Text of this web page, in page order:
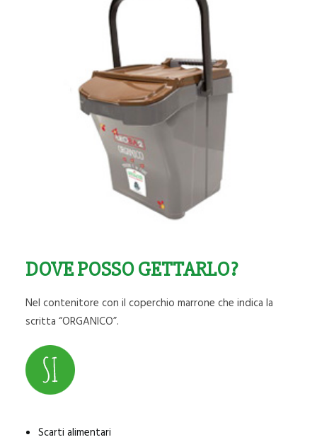
DOVE POSSO GETTARLO?
Nel contenitore con il coperchio marrone che indica la
scritta “ORGANICO”.
Scarti alimentari